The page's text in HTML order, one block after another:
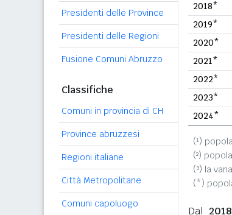
Presidenti delle Province
Presidenti delle Regioni
Fusione Comuni Abruzzo
Classifiche
Comuni in provincia di CH
Province abruzzesi
Regioni italiane
Città Metropolitane
Comuni capoluogo
2018*
2019*
2020*
2021*
2022*
2023*
2024*
(¹)
(²)
(³) la
(*)
Dal 2018